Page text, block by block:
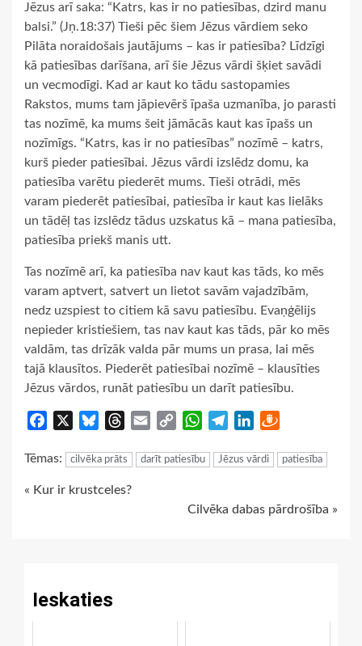
Jēzus arī saka: “Katrs, kas ir no patiesības, dzird manu
balsi.” (Jņ.18:37) Tieši pēc šiem Jēzus vārdiem seko
Pilāta noraidošais jautājums – kas ir patiesība? Līdzīgi
kā patiesības darīšana, arī šie Jēzus vārdi šķiet savādi
un vecmodīgi. Kad ar kaut ko tādu sastopamies
Rakstos, mums tam jāpievērš īpaša uzmanība, jo parasti
tas nozīmē, ka mums šeit jāmācās kaut kas īpašs un
nozīmīgs. “Katrs, kas ir no patiesības” nozīmē – katrs,
kurš pieder patiesībai. Jēzus vārdi izslēdz domu, ka
patiesība varētu piederēt mums. Tieši otrādi, mēs
varam piederēt patiesībai, patiesība ir kaut kas lielāks
un tādēļ tas izslēdz tādus uzskatus kā – mana patiesība,
patiesība priekš manis utt.
Tas nozīmē arī, ka patiesība nav kaut kas tāds, ko mēs
varam aptvert, satvert un lietot savām vajadzībām,
nedz uzspiest to citiem kā savu patiesību. Evaņģēlijs
nepieder kristiešiem, tas nav kaut kas tāds, pār ko mēs
valdām, tas drīzāk valda pār mums un prasa, lai mēs
tajā klausītos. Piederēt patiesībai nozīmē – klausīties
Jēzus vārdos, runāt patiesību un darīt patiesību.
Facebook BlueskyThreads
Email
Copy
WhatsApp
TelegramLinkedIn
Tēmas: cilvēka prāts darīt patiesību Jēzus vārdi patiesība
Continue
« Kur ir krustceles?
Cilvēka dabas pārdrošība »
Ieskaties